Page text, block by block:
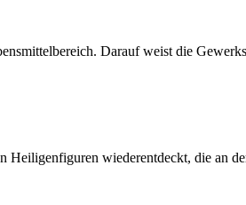
Darauf weist die
wiederentdeckt, die an